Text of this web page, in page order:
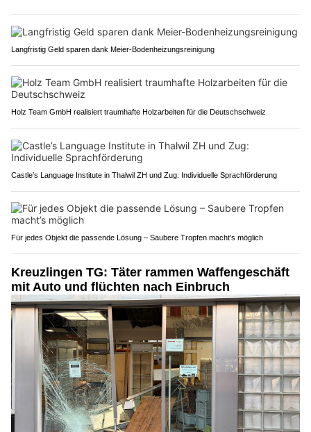
Langfristig Geld sparen dank Meier-Bodenheizungsreinigung
Holz Team GmbH realisiert traumhafte Holzarbeiten für die Deutschschweiz
Castle’s Language Institute in Thalwil ZH und Zug: Individuelle Sprachförderung
Für jedes Objekt die passende Lösung – Saubere Tropfen macht’s möglich
Kreuzlingen TG: Täter rammen Waffengeschäft
mit Auto und flüchten nach Einbruch